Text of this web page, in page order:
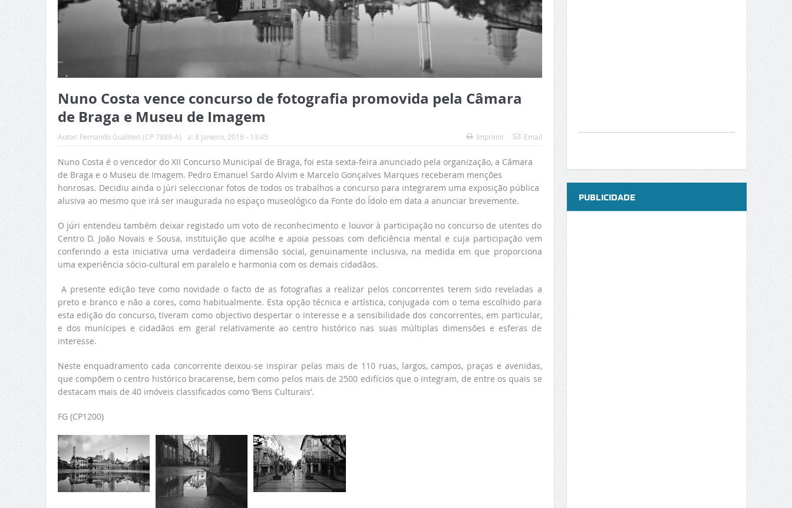
Nuno Costa vence concurso de fotografia promovida pela Câmara
de Braga e Museu de Imagem
Autor: Fernando Gualtieri (CP 7889-A) a: 8 Janeiro, 2016 - 13:45 Imprimir Email
Nuno Costa é o vencedor do XII Concurso Municipal de Braga, foi esta sexta-feira anunciado pela organização, a Câmara
de Braga e o Museu de Imagem. Pedro Emanuel Sardo Alvim e Marcelo Gonçalves Marques receberam menções
honrosas. Decidiu ainda o júri seleccionar fotos de todos os trabalhos a concurso para integrarem uma exposição pública
alusiva ao mesmo que irá ser inaugurada no espaço museológico da Fonte do Ídolo em data a anunciar brevemente.
O júri entendeu também deixar registado um voto de reconhecimento e louvor à participação no concurso de utentes do
Centro D. João Novais e Sousa, instituição que acolhe e apoia pessoas com deficiência mental e cuja participação vem
conferindo a esta iniciativa uma verdadeira dimensão social, genuinamente inclusiva, na medida em que proporciona
uma experiência sócio-cultural em paralelo e harmonia com os demais cidadãos.
A presente edição teve como novidade o facto de as fotografias a realizar pelos concorrentes terem sido reveladas a
preto e branco e não a cores, como habitualmente. Esta opção técnica e artística, conjugada com o tema escolhido para
esta edição do concurso, tiveram como objectivo despertar o interesse e a sensibilidade dos concorrentes, em particular,
e dos munícipes e cidadãos em geral relativamente ao centro histórico nas suas múltiplas dimensões e esferas de
interesse.
Neste enquadramento cada concorrente deixou-se inspirar pelas mais de 110 ruas, largos, campos, praças e avenidas,
que compõem o centro histórico bracarense, bem como pelos mais de 2500 edifícios que o integram, de entre os quais se
destacam mais de 40 imóveis classificados como ‘Bens Culturais’.
FG (CP1200)
PUBLICIDADE